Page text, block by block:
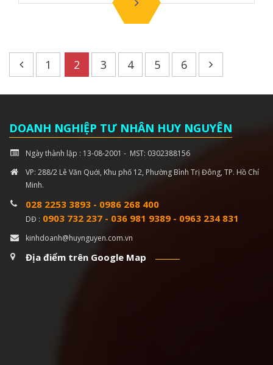
1 2 3 4 5 6
DOANH NGHIỆP TƯ NHÂN HUY NGUYÊN
Ngày thành lập : 13-08-2001 - MST: 0302388156
VP: 288/2 Lê Văn Quới, Khu phố 12, Phường Bình Trị Đông, TP. Hồ Chí
Minh.
028 2253 3893 - 0986 268 400
DĐ : 0903 732 237 - 036 981 9389 - 0963 234 831
kinhdoanh@huynguyen.com.vn
Địa điểm trên Google Map